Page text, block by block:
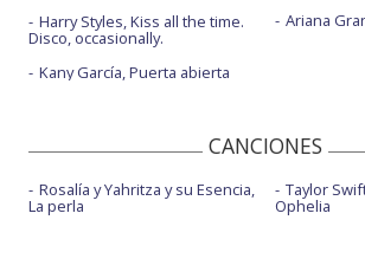
Harry Styles, Kiss all the time.
Disco, occasionally.
Kany García, Puerta abierta
Ariana
CANCIONES
Rosalía y Yahritza y su Esencia,
La perla
Taylor
Ophelia